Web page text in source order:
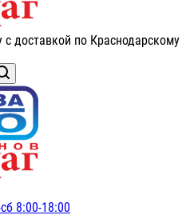
с доставкой по Краснодарскому
8:00-18:00